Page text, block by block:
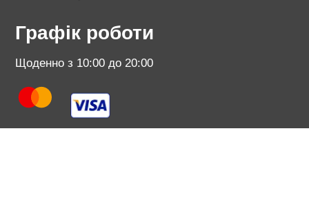
Графік роботи
Щоденно з 10:00 до 20:00